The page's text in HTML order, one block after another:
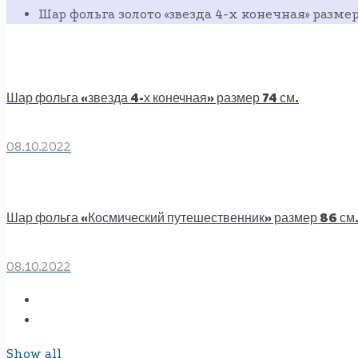
Шар фольга золото «звезда 4-х конечная»
Шар фольга «звезда 4-х конечная» размер 74 см.
08.10.2022
Шар фольга «Космический путешественник» размер 86 см.
08.10.2022
Show all